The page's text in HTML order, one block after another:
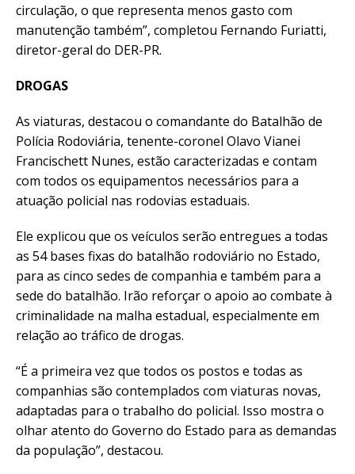
circulação, o que representa menos gasto com
manutenção também”, completou Fernando Furiatti,
diretor-geral do DER-PR.
DROGAS
As viaturas, destacou o comandante do Batalhão de
Polícia Rodoviária, tenente-coronel Olavo Vianei
Francischett Nunes, estão caracterizadas e contam
com todos os equipamentos necessários para a
atuação policial nas rodovias estaduais.
Ele explicou que os veículos serão entregues a todas
as 54 bases fixas do batalhão rodoviário no Estado,
para as cinco sedes de companhia e também para a
sede do batalhão. Irão reforçar o apoio ao combate à
criminalidade na malha estadual, especialmente em
relação ao tráfico de drogas.
“É a primeira vez que todos os postos e todas as
companhias são contemplados com viaturas novas,
adaptadas para o trabalho do policial. Isso mostra o
olhar atento do Governo do Estado para as demandas
da população”, destacou.